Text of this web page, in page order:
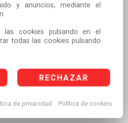
y anuncios, mediante el
las cookies pulsando en el
todas las cookies pulsando
RECHAZAR
de privacidad Política de cookies